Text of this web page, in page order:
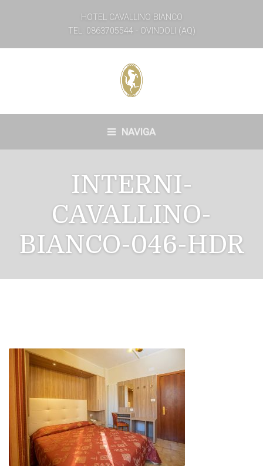
HOTEL CAVALLINO BIANCO
TEL: 0863705544 - OVINDOLI (AQ)
NAVIGA
INTERNI-
CAVALLINO-
BIANCO-046-HDR